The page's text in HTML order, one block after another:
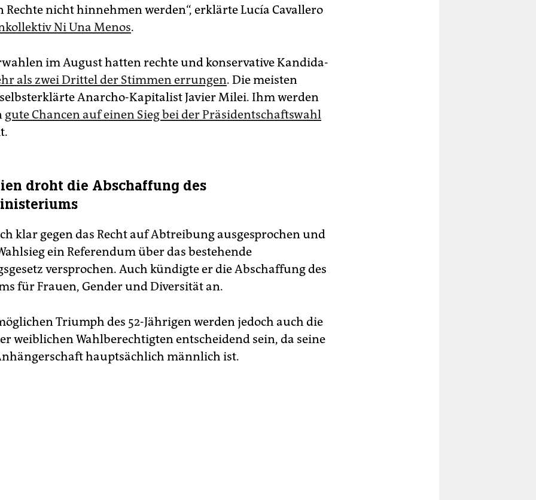
Rechte nicht hinnehmen werden“, erklärte Lucía Cavallero
Ni Una Menos.
im August hatten rechte und konservative Kan­di­da­
als zwei Drittel der Stimmen errungen. Die meisten
Anarcho-Kapitalist Javier Milei. Ihm werden
gute Chancen auf einen Sieg bei der Präsidentschaftswahl
droht die Abschaffung des
klar gegen das Recht auf Abtreibung ausgesprochen und
ein Referendum über das bestehende
versprochen. Auch kündigte er die Abschaffung des
für Frauen, Gender und Diversität an.
Triumph des 52-Jährigen werden jedoch auch die
weiblichen Wahlberechtigten entscheidend sein, da seine
hauptsächlich männlich ist.